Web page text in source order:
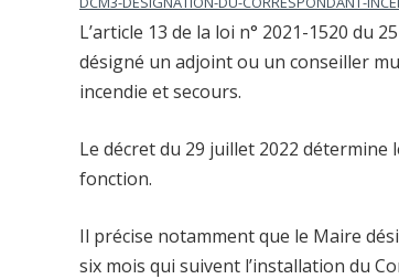
L’article 13 de la loi n° 2021-1520 du
désigné un adjoint ou un conseiller
incendie et secours.
Le décret du 29 juillet 2022 détermine
fonction.
Il précise notamment que le Maire
six mois qui suivent l’installation du